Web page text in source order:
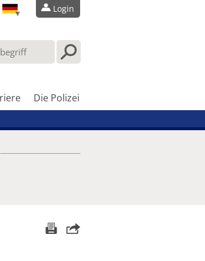
Login
Die Polizei